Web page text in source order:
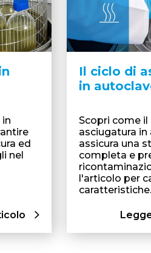
in
ed
nel
Il ciclo di
in
Scopri come il
asciugatura in
assicura una
completa e
l'articolo per
caratteristiche.